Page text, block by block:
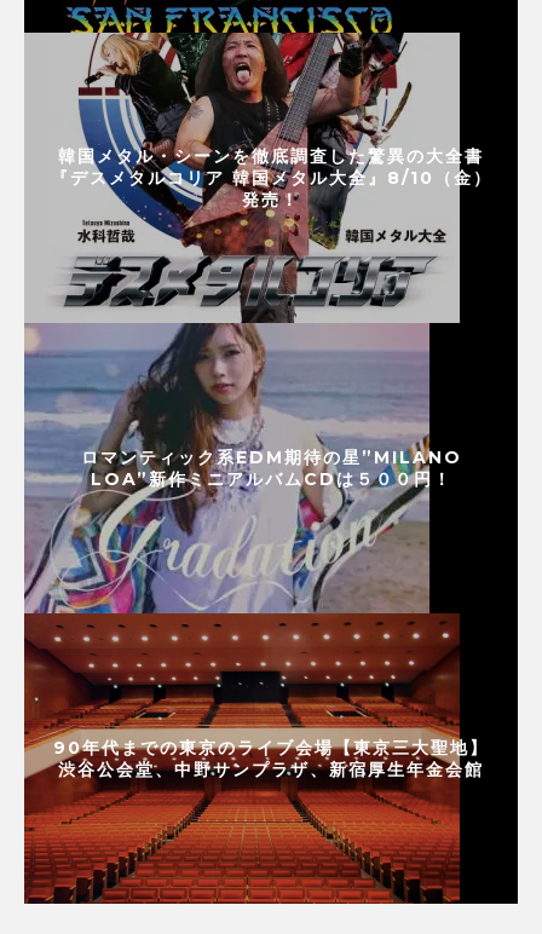
韓国メタル・シーンを徹底調査した驚異の大全書
『デスメタルコリア 韓国メタル大全』8/10（金）
発売！
ロマンティック系EDM期待の星”MILANO
LOA”新作ミニアルバムCDは５００円！
90年代までの東京のライブ会場【東京三大聖地】
渋谷公会堂、中野サンプラザ、新宿厚生年金会館